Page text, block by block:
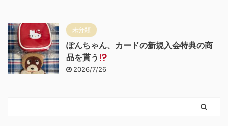
未分類
ぽんちゃん、カードの新規入会特典の商
品を貰う
2026/7/26